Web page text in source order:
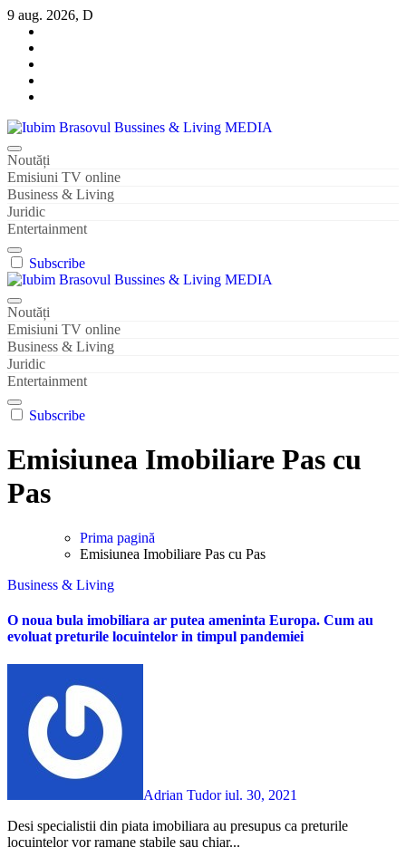
Sari
conținut
9 aug. 2026, D
Iubim Brasovul Bussines & Living MEDIA
Din pasiune și dragoste pentru Brașoveni
Noutăți
Emisiuni TV online
Business & Living
Juridic
Entertainment
Subscribe
Iubim Brasovul Bussines & Living MEDIA
Din pasiune și dragoste pentru Brașoveni
Noutăți
Emisiuni TV online
Business & Living
Juridic
Entertainment
Subscribe
Emisiunea Imobiliare Pas cu
Pas
Prima pagină
Emisiunea Imobiliare Pas cu Pas
Business & Living
O noua bula imobiliara ar putea ameninta Europa. Cum au
evoluat preturile locuintelor in timpul pandemiei
Adrian Tudoriul. 30, 2021
Desi specialistii din piata imobiliara au presupus ca preturile
locuintelor vor ramane stabile sau chiar...